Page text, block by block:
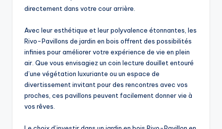
directement dans votre cour arrière.
Avec leur esthétique et leur polyvalence étonnantes, les
Rivo-Pavillons de jardin en bois offrent des possibilités
infinies pour améliorer votre expérience de vie en plein
air. Que vous envisagiez un coin lecture douillet entouré
d’une végétation luxuriante ou un espace de
divertissement invitant pour des rencontres avec vos
proches, ces pavillons peuvent facilement donner vie à
vos rêves.